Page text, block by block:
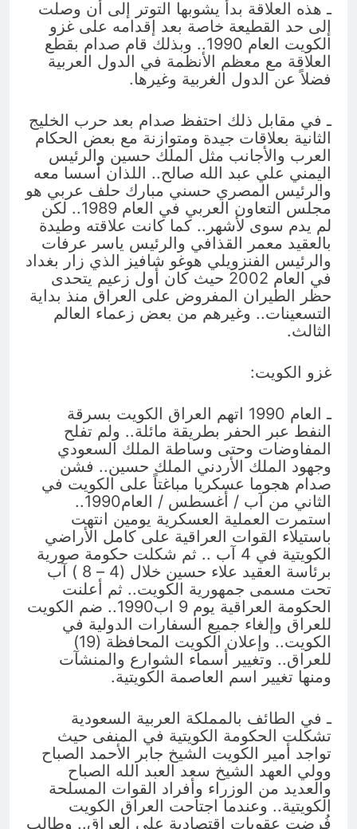
ـ هذه العلاقة بدأ يشوبها التوتر إلى أن وصلت
إلى حد القطيعة خاصة بعد إقدامه على غزو
الكويت العام 1990.. وبذلك قام صدام بقطع
العلاقة مع معظم الأنظمة في الدول العربية
فضلاً عن الدول الغربية وغيرها.
ـ في مقابل ذلك احتفظ صدام بعد حرب الخليج
الثانية بعلاقات جيدة ومتوازنة مع بعض الحكام
العرب والأجانب مثل الملك حسين والرئيس
اليمني علي عبد الله صالح.. اللذان أسسا معه
والرئيس المصري حسني مبارك حلف عربي هو
مجلس التعاون العربي في العام 1989.. لكن
لم يدم سوى لأشهر.. كما كانت علاقته وطيدة
بالعقيد معمر القذافي والرئيس ياسر عرفات
والرئيس الفنزويلي هوغو شافيز الذي زار بغداد
في العام 2002 حيث كان أول زعيم يتحدى
حظر الطيران المفروض على العراق منذ بداية
التسعينات.. وغيرهم من بعض زعماء العالم
الثالث.
غزو الكويت:
ـ العام 1990 اتهم العراق الكويت بسرقة
النفط عبر الحفر بطريقة مائلة.. ولم تفلح
المفاوضات وحتى وساطة الملك السعودي
وجهود الملك الأردني الملك حسين.. فشن
صدام هجوما عسكريا مباغتاً على الكويت في
الثاني من آب / أغسطس / العام1990..
استمرت العملية العسكرية يومين انتهت
باستيلاء القوات العراقية على كامل الأراضي
الكويتية في 4 آب .. ثم شكلت حكومة صورية
برئاسة العقيد علاء حسين خلال (4 – 8 ) آب
تحت مسمى جمهورية الكويت.. ثم أعلنت
الحكومة العراقية يوم 9 اب1990.. ضم الكويت
للعراق وإلغاء جميع السفارات الدولية في
الكويت.. وإعلان الكويت المحافظة (19)
للعراق.. وتغيير أسماء الشوارع والمنشآت
ومنها تغيير اسم العاصمة الكويتية.
ـ في الطائف بالمملكة العربية السعودية
تشكلت الحكومة الكويتية في المنفى حيث
تواجد أمير الكويت الشيخ جابر الأحمد الصباح
وولي العهد الشيخ سعد العبد الله الصباح
والعديد من الوزراء وأفراد القوات المسلحة
الكويتية.. وعندما اجتاحت العراق الكويت
فُرضت عقوبات اقتصادية على العراق.. وطالب